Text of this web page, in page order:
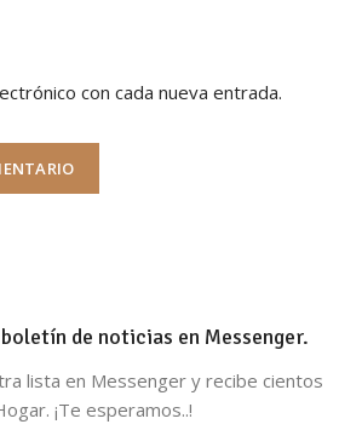
con cada nueva entrada.
de noticias en Messenger.
lista en Messenger y recibe cientos
¡Te esperamos..!